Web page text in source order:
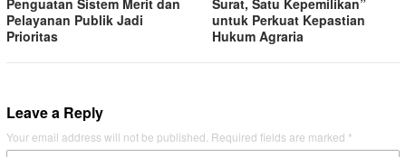
Pelayanan Publik Jadi
Prioritas
untuk Perkuat Kepastian
Hukum Agraria
Leave a Reply
Your email address will not be published. Required fields are marked *